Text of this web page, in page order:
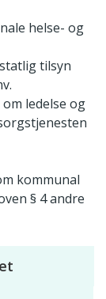
helse- og
tilsyn
ledelse og
kommunal
§ 4 andre